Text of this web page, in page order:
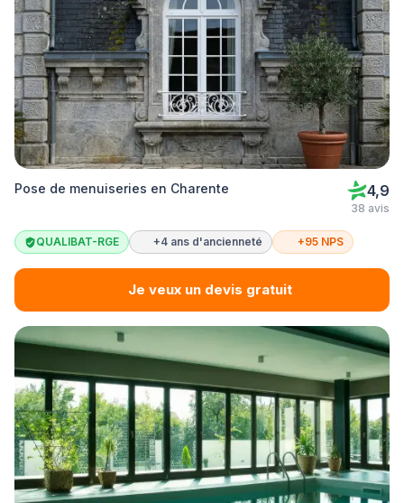
Pose de menuiseries en Charente 4,9
38 avis
QUALIBAT-RGE +4 ans d'ancienneté +95 NPS
Je veux un devis gratuit